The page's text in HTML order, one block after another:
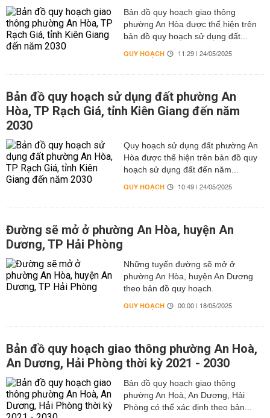
Bản đồ quy hoạch giao thông
phường An Hòa được thể hiện trên
bản đồ quy hoạch sử dụng đất...
QUY HOẠCH 11:29 | 24/05/2025
Bản đồ quy hoạch sử dụng đất phường An
Hòa, TP Rạch Giá, tỉnh Kiên Giang đến năm
2030
Quy hoạch sử dụng đất phường An
Hòa được thể hiện trên bản đồ quy
hoạch sử dụng đất đến năm...
QUY HOẠCH 10:49 | 24/05/2025
Đường sẽ mở ở phường An Hòa, huyện An
Dương, TP Hải Phòng
Những tuyến đường sẽ mở ở
phường An Hòa, huyện An Dương
theo bản đồ quy hoạch.
QUY HOẠCH 00:00 | 18/05/2025
Bản đồ quy hoạch giao thông phường An Hoà,
An Dương, Hải Phòng thời kỳ 2021 - 2030
Bản đồ quy hoạch giao thông
phường An Hoà, An Dương, Hải
Phòng có thể xác định theo bản...